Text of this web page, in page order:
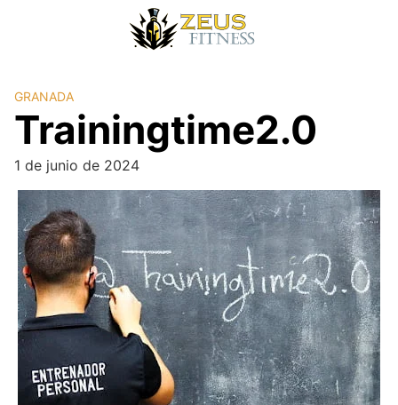
GRANADA
Trainingtime2.0
1 de junio de 2024